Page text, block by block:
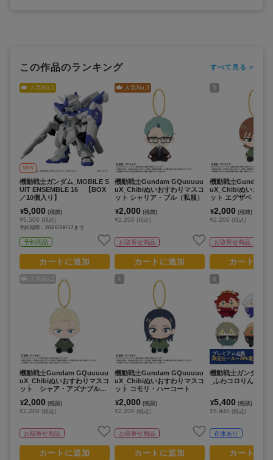
この作品のランキング すべて見る >
人気No.1
NEW
機動戦士ガンダム_MOBILE S
UIT ENSEMBLE 16 【BOX
／10個入り】
¥5,000 (税抜)
¥5,500 (税込)
予約期間：2026/08/17まで
予約商品
カートに追加
人気No. 2
機動戦士Gundam GQuuuuu
uX_Chibiぬいおすわりマスコ
ット シャア・アズナブル
¥2,000 (税抜)
¥2,200 (税込)
お取寄せ商品
カートに追加
人気No.3
機動戦士Gundam GQuuuuu
uX_Chibiぬいおすわりマスコ
ット シャリア・ブル（私服）
¥2,000 (税抜)
¥2,200 (税込)
お取寄せ商品
カートに追加
4
機動戦士Gundam GQuuuuu
uX_Chibiぬいおすわりマスコ
ット コモリ・ハーコート
¥2,000 (税抜)
¥2,200 (税込)
お取寄せ商品
カートに追加
5
機動戦士Gundam
uX_Chibiぬいおす
ット エグザベ・オリ
¥2,000 (税抜)
¥2,200 (税込)
お取寄せ商品
カートに
6
プレミアム会員
限定セール +70%還元
機動戦士ガンダム
_ふわコロりん2 (単
¥5,400 (税抜)
¥5,940 (税込)
在庫あり
カートに